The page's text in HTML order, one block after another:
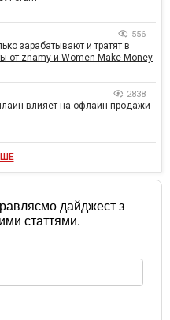
556
зарабатывают и тратят в
от znamy и Women Make Money
2838
влияет на офлайн-продажи
дайджест з
статтями.